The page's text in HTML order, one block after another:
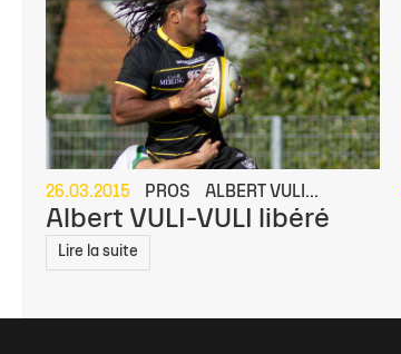
26.03.2015 PROS ALBERT VULI...
Albert VULI-VULI libéré
Lire la suite